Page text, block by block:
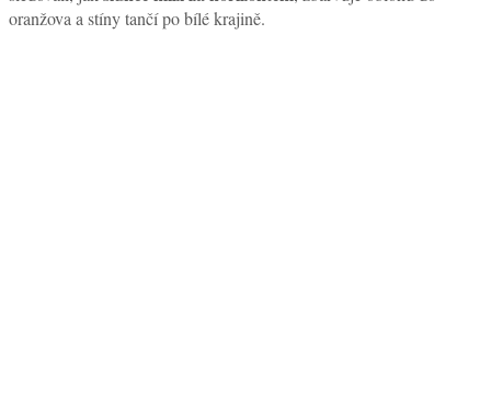
oranžova a stíny tančí po bílé krajině.